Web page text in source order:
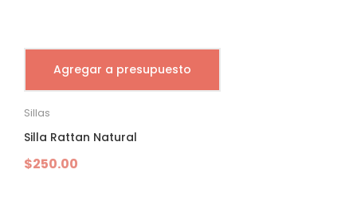
Agregar a presupuesto
Sillas
Silla Rattan Natural
$250.00